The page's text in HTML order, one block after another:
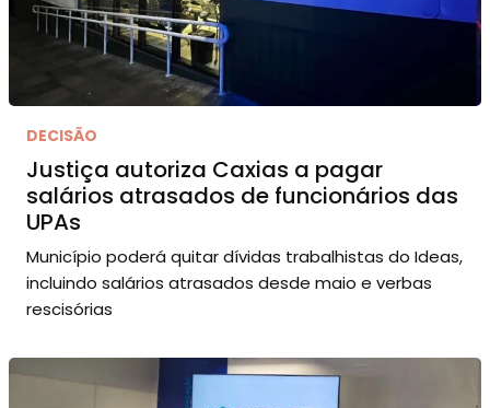
DECISÃO
Justiça autoriza Caxias a pagar
salários atrasados de funcionários das
UPAs
Município poderá quitar dívidas trabalhistas do Ideas,
incluindo salários atrasados desde maio e verbas
rescisórias